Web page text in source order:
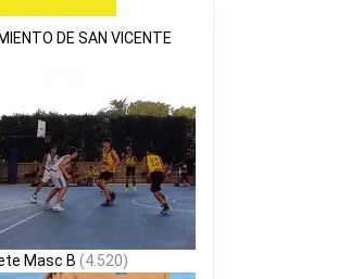
DE SAN VICENTE
Masc B (4.520)